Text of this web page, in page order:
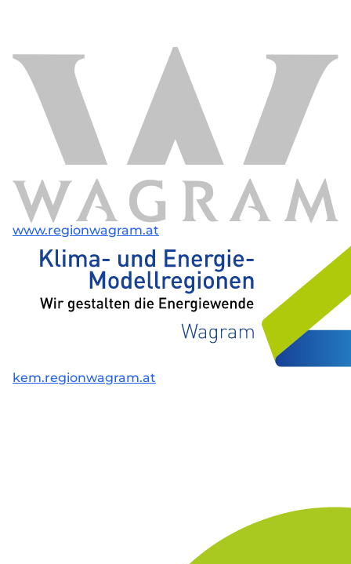
www.regionwagram.at
kem.regionwagram.at